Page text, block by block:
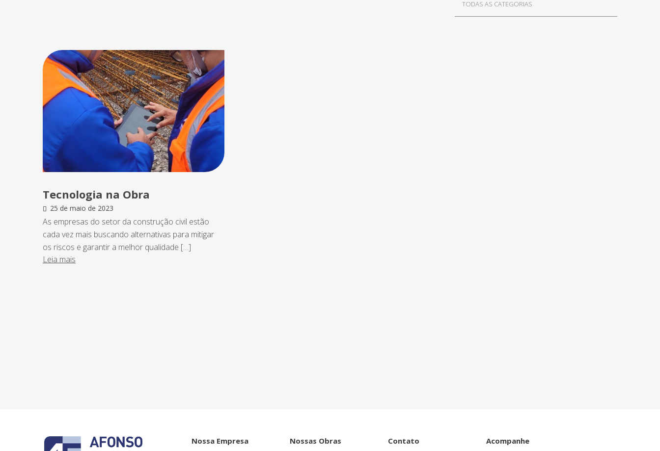
Tecnologia na Obra
25 de maio de 2023
As empresas do setor da construção civil estão
cada vez mais buscando alternativas para mitigar
os riscos e garantir a melhor qualidade […]
Leia mais
Nossa Empresa Nossas Obras Contato Acompanhe